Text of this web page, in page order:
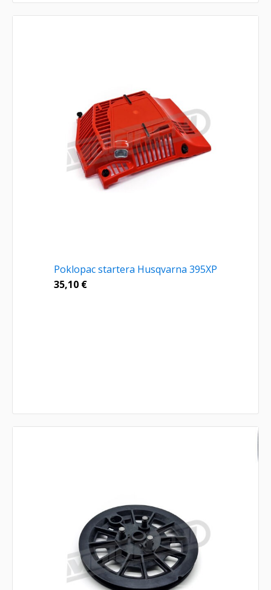
Poklopac startera Husqvarna 395XP
35,10 €